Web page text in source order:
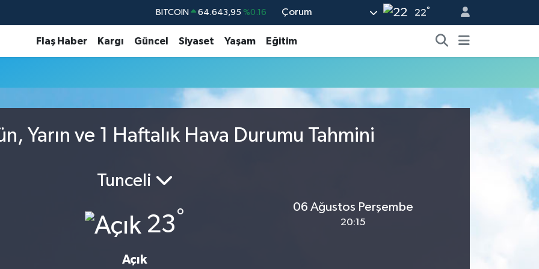
BITCOIN 64.643,95 %0.16
EURO 55,0250 %0.02
6500.87
Çorum 22°
Flaş Haber Kargı Güncel Siyaset Yaşam Eğitim
Yarın ve 1 Haftalık Hava Durumu Tahmini
Tunceli
23°
Açık
06 Ağustos Perşembe
20:15